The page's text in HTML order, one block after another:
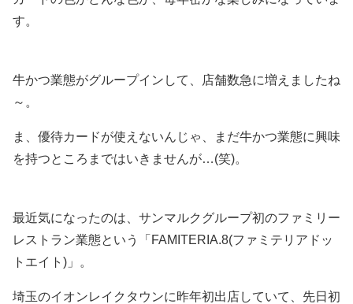
す。
牛かつ業態がグループインして、店舗数急に増えましたね
～。
ま、優待カードが使えないんじゃ、まだ牛かつ業態に興味
を持つところまではいきませんが…(笑)。
最近気になったのは、サンマルクグループ初のファミリー
レストラン業態という「FAMITERIA.8(ファミテリアドッ
トエイト)」。
埼玉のイオンレイクタウンに昨年初出店していて、先日初